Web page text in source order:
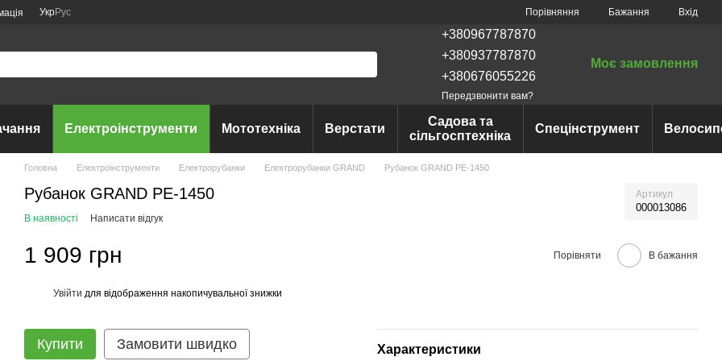
УкрРус Порівняння Бажання Вхід
+380967787870
+380937787870
+380676055226
Передзвонити вам?
Моє замовлення
Електроінструменти Мототехніка Верстати
Садова та
сільгосптехніка
Спецінструмент
Головна Електроінструменти Електрорубанки Електрорубанки GRAND Рубанок GRAND РЕ-1450
Рубанок GRAND РЕ-1450 Артикул
000013086
В наявності Написати відгук
1 909 грн Порівняти В бажання
Увійти для відображення накопичувальної знижки
Купити Замовити швидко Характеристики